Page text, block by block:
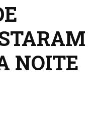
NOITE